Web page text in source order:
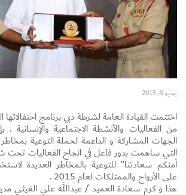
يونيو 8, 2015
اختتمت القيادة العامة لشرطة دبي برنامج
من الفعاليات والأنشطة الاجتماعية والإنسانية
الجهات المشاركة و الداعمة لحملة التوعية بمخاطر
التي ساهمت بدور فاعل في انجاح الفعاليات
أمنكم سعادتنا” للتوعية بالمخاطر العديدة
على الأرواح والممتلكات لعام 2015 .
هذا و كرم سعادة العميد / عبدالله علي الغيثي مدير
Set Youtube Channel ID